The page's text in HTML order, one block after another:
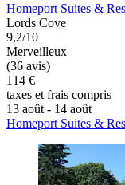
Homeport Suites &
Lords Cove
9,2/10
Merveilleux
(36 avis)
114 €
taxes et frais compris
13 août - 14 août
Homeport Suites &